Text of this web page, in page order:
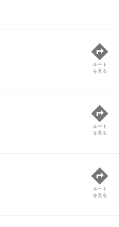
ルート
を見る
ルート
を見る
ルート
を見る